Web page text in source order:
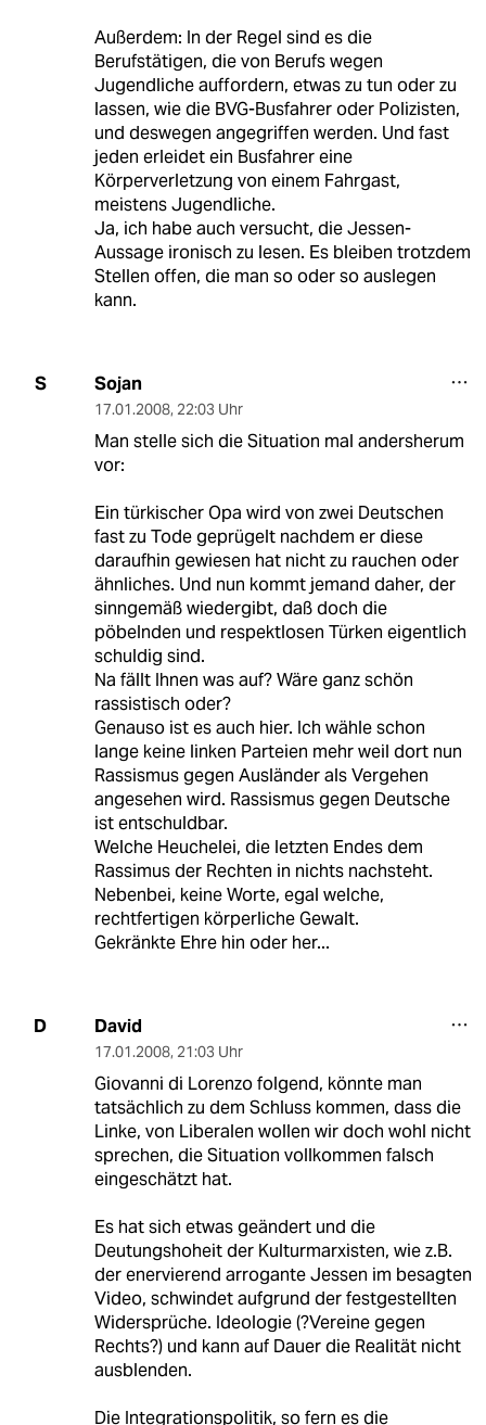
Außerdem: In der Regel sind es die
Berufstätigen, die von Berufs wegen
Jugendliche auffordern, etwas zu tun oder zu
lassen, wie die BVG-Busfahrer oder Polizisten,
und deswegen angegriffen werden. Und fast
jeden erleidet ein Busfahrer eine
Körperverletzung von einem Fahrgast,
meistens Jugendliche.
Ja, ich habe auch versucht, die Jessen-
Aussage ironisch zu lesen. Es bleiben trotzdem
Stellen offen, die man so oder so auslegen
kann.
S Sojan
17.01.2008, 22:03 Uhr
Man stelle sich die Situation mal andersherum
vor:
Ein türkischer Opa wird von zwei Deutschen
fast zu Tode geprügelt nachdem er diese
daraufhin gewiesen hat nicht zu rauchen oder
ähnliches. Und nun kommt jemand daher, der
sinngemäß wiedergibt, daß doch die
pöbelnden und respektlosen Türken eigentlich
schuldig sind.
Na fällt Ihnen was auf? Wäre ganz schön
rassistisch oder?
Genauso ist es auch hier. Ich wähle schon
lange keine linken Parteien mehr weil dort nun
Rassismus gegen Ausländer als Vergehen
angesehen wird. Rassismus gegen Deutsche
ist entschuldbar.
Welche Heuchelei, die letzten Endes dem
Rassimus der Rechten in nichts nachsteht.
Nebenbei, keine Worte, egal welche,
rechtfertigen körperliche Gewalt.
Gekränkte Ehre hin oder her...
D David
17.01.2008, 21:03 Uhr
Giovanni di Lorenzo folgend, könnte man
tatsächlich zu dem Schluss kommen, dass die
Linke, von Liberalen wollen wir doch wohl nicht
sprechen, die Situation vollkommen falsch
eingeschätzt hat.
Es hat sich etwas geändert und die
Deutungshoheit der Kulturmarxisten, wie z.B.
der enervierend arrogante Jessen im besagten
Video, schwindet aufgrund der festgestellten
Widersprüche. Ideologie (?Vereine gegen
Rechts?) und kann auf Dauer die Realität nicht
ausblenden.
Die Integrationspolitik, so fern es die